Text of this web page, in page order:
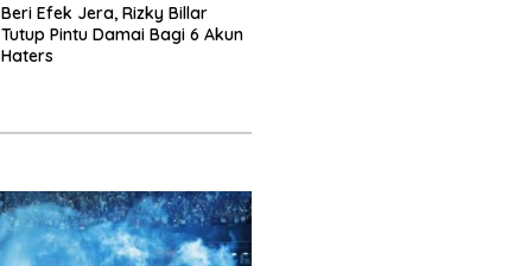
Beri Efek Jera, Rizky Billar
Tutup Pintu Damai Bagi 6 Akun
Haters